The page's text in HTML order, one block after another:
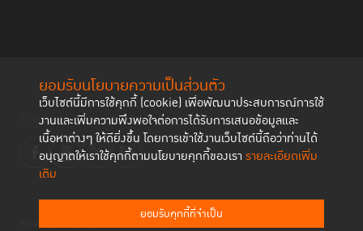
ยอมรับนโยบายความเป็นส่วนตัว
เว็บไซต์นี้มีการใช้คุกกี้ (cookie) เพื่อพัฒนาประสบการณ์การใช้
งานและเพิ่มความพึงพอใจต่อการได้รับการเสนอข้อมูลและ
เนื้อหาต่างๆ ให้ดียิ่งขึ้น โดยการเข้าใช้งานเว็บไซต์นี้ถือว่าท่านได้
อนุญาตให้เราใช้คุกกี้ตามนโยบายคุกกี้ของเรา รายละเอียดเพิ่ม
เติม
ยอมรับคุกกี้ที่จำเป็น
ติดตามช่องทาง social
Privacy Policy Cookies Policy